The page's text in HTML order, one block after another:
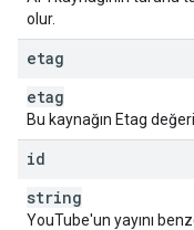
"
}
olur.
etag
etag
Bu kaynağın Etag değeri.
id
string
YouTube'un yayını